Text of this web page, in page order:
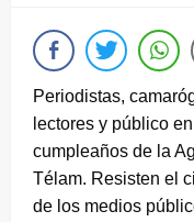
Periodistas,
lectores y público
cumpleaños de la
Télam. Resisten el
de los medios